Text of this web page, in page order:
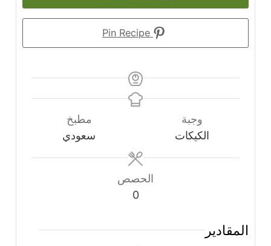
Pin Recipe
وجبة
الكيكات
مطبخ
سعودي
الحصص
0
المقادير